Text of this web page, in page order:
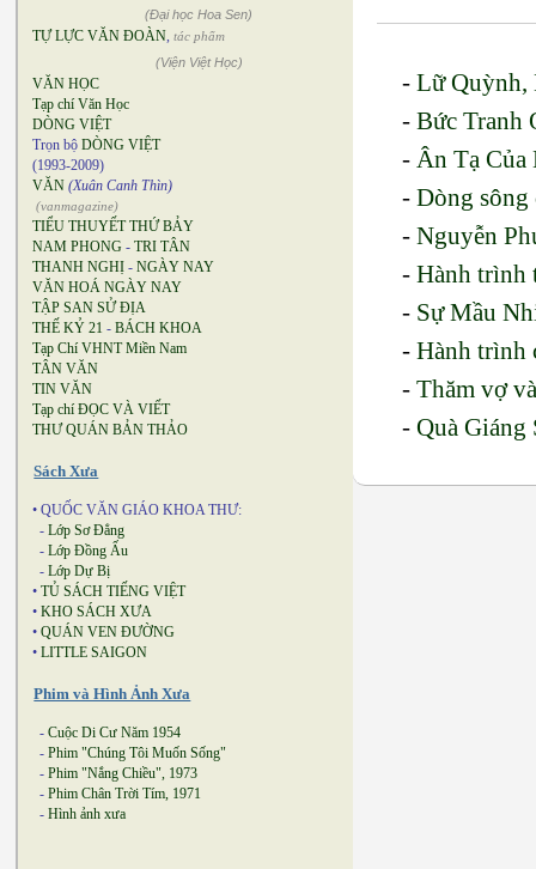
(Đại học Hoa Sen)
TỰ LỰC VĂN ĐOÀN, tác phẩm
(Viện Việt Học)
VĂN HỌC
Tạp chí Văn Học
DÒNG VIỆT
Trọn bộ DÒNG VIỆT
(1993-2009)
VĂN (Xuân Canh Thìn)
(vanmagazine)
TIỂU THUYẾT THỨ BẢY
NAM PHONG - TRI TÂN
THANH NGHỊ - NGÀY NAY
VĂN HOÁ NGÀY NAY
TẬP SAN SỬ ĐỊA
THẾ KỶ 21 - BÁCH KHOA
Tạp Chí VHNT Miền Nam
TÂN VĂN
TIN VĂN
Tạp chí ĐỌC VÀ VIẾT
THƯ QUÁN BẢN THẢO
Sách Xưa
• QUỐC VĂN GIÁO KHOA THƯ:
- Lớp Sơ Đẳng
- Lớp Đồng Ấu
- Lớp Dự Bị
• TỦ SÁCH TIẾNG VIỆT
• KHO SÁCH XƯA
• QUÁN VEN ĐƯỜNG
• LITTLE SAIGON
Phim và Hình Ảnh Xưa
- Cuộc Di Cư Năm 1954
- Phim "Chúng Tôi Muốn Sống"
- Phim "Nắng Chiều", 1973
- Phim Chân Trời Tím, 1971
- Hình ảnh xưa
-Lữ Quỳnh,
-Bức Tranh
- Ân Tạ
-Dòng sông
-Nguyễn
-Hành trình
- Sự Mầu
-Hành trình
-Thăm vợ
-Quà Giáng